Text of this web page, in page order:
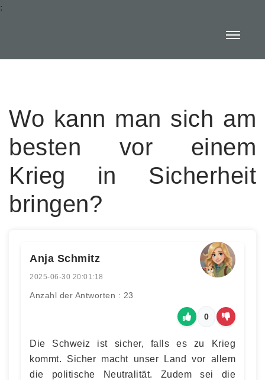
:
Wo kann man sich am
besten vor einem
Krieg in Sicherheit
bringen?
Anja Schmitz
2025-06-30 20:01:18
Anzahl der Antworten : 23
0
Die Schweiz ist sicher, falls es zu Krieg
kommt. Sicher macht unser Land vor allem
die politische Neutralität. Zudem sei die